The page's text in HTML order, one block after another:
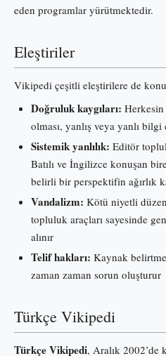
eden programlar yürütmektedir.
Eleştiriler
Vikipedi çeşitli eleştirilere de
Doğruluk kaygıları:
olması, yanlış veya yanlı
Sistemik yanlılık: Editör
Batılı ve İngilizce konuşan
belirli bir perspektifin ağırlık
Vandalizm: Kötü niyetli
topluluk araçları sayesinde
alınır
Telif hakları: Kaynak
zaman zaman sorun oluşturur
Türkçe Vikipedi
Türkçe Vikipedi, Aralık